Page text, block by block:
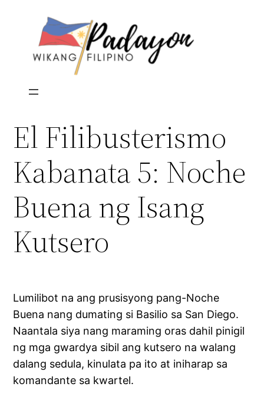
El Filibusterismo
Kabanata 5: Noche
Buena ng Isang
Kutsero
Lumilibot na ang prusisyong pang-Noche
Buena nang dumating si Basilio sa San Diego.
Naantala siya nang maraming oras dahil pinigil
ng mga gwardya sibil ang kutsero na walang
dalang sedula, kinulata pa ito at iniharap sa
komandante sa kwartel.